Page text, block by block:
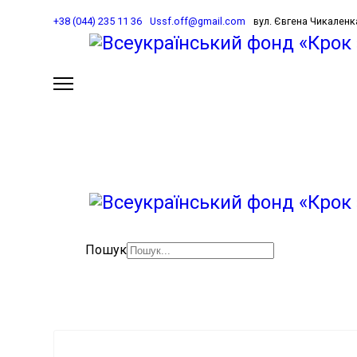
+38 (044) 235 11 36 Ussf.off@gmail.com вул. Євгена
Пошук